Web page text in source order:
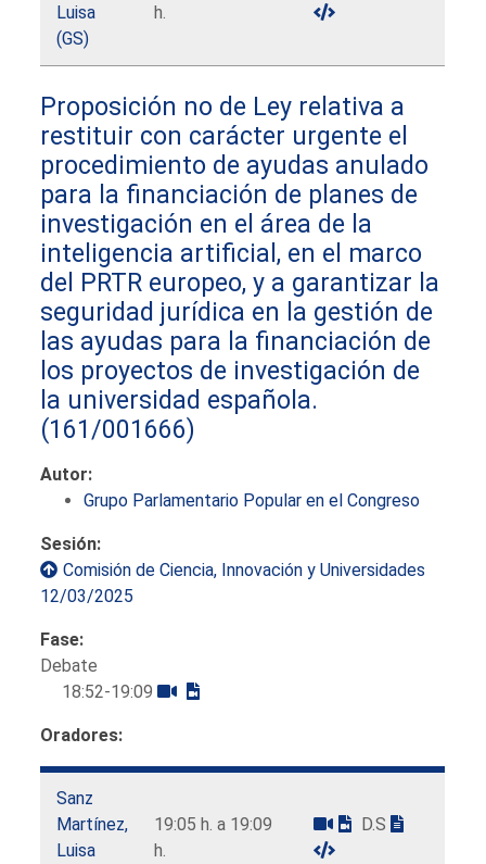
Luisa
(GS)
h.
Proposición no de Ley relativa a
restituir con carácter urgente el
procedimiento de ayudas anulado
para la financiación de planes de
investigación en el área de la
inteligencia artificial, en el marco
del PRTR europeo, y a garantizar la
seguridad jurídica en la gestión de
las ayudas para la financiación de
los proyectos de investigación de
la universidad española.
(161/001666)
Autor:
Grupo Parlamentario Popular en el Congreso
Sesión:
Comisión de Ciencia, Innovación y Universidades
12/03/2025
Fase:
Debate
18:52-19:09
Oradores:
Sanz
Martínez,
Luisa
19:05 h. a 19:09
h.
D.S